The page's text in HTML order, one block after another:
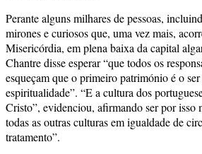
Perante alguns milhares de pessoas,
mirones e curiosos que, uma vez mais,
Misericórdia, em plena baixa da capital
Chantre disse esperar “que todos os
esqueçam que o primeiro património é o
espiritualidade”. “E a cultura dos
Cristo”, evidenciou, afirmando ser por isso
todas as outras culturas em igualdade de
tratamento”.